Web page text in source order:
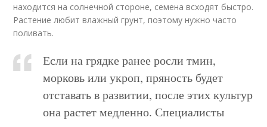
находится на солнечной стороне, семена всходят быстро.
Растение любит влажный грунт, поэтому нужно часто
поливать.
Если на грядке ранее росли тмин,
морковь или укроп, пряность будет
отставать в развитии, после этих культур
она растет медленно. Специалисты